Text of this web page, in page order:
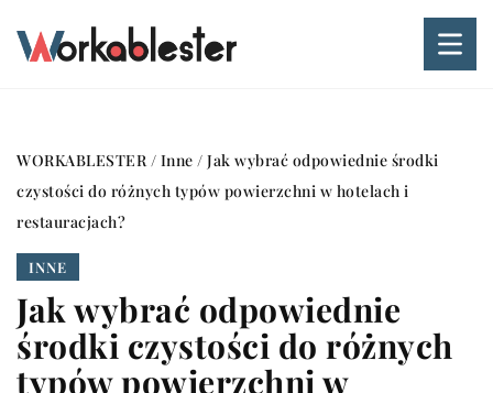
WORKABLESTER/ Inne / Jak wybrać odpowiednie środki
czystości do różnych typów powierzchni w hotelach i
restauracjach?
INNE
Jak wybrać odpowiednie
środki czystości do różnych
typów powierzchni w